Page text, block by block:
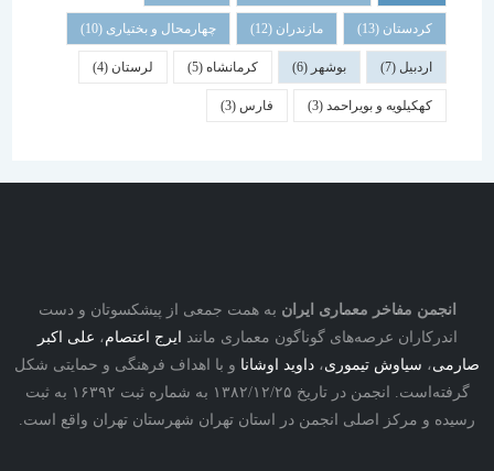
کردستان(13) مازندران(12) چهارمحال و بختیاری (10)
بوشهر کرمانشاه(5) لرستان (4)
کهکیلویه و بویراحمد(3) فارس
مفاخر معماری ایرانبه همت جمعی از پیشکسوتان و دست
عرصه‌های گوناگون معماری مانندایرج اعتصام،علی اکبر
،سیاوش تیموری،داوید اوشاناو با اهداف فرهنگی و حمایتی شکل
گرفته‌است. انجمن در تاریخ ۱۳۸۲/۱۲/۲۵ به شماره ثبت ۱۶۳۹۲ به ثبت
و مرکز اصلی انجمن در استان تهران شهرستان تهران واقع است.